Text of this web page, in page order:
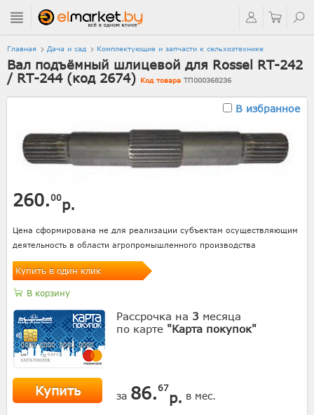
Главная Дача и сад Комплектующие и запчасти к сельхозтехнике
Вал подъёмный шлицевой для Rossel RT-242
/ RT-244 (код 2674) Код товара ТП000368236
В избранное
260.00р.
Цена сформирована не для реализации субъектам осуществляющим
деятельность в области агропромышленного производства
Купить в один клик
В корзину
Рассрочка на 3 месяца
по карте "Карта покупок"
Купить за 86.67
р. в мес.